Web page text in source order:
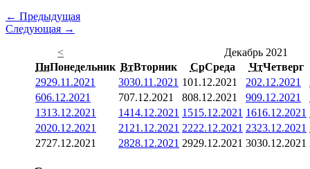
← Предыдущая
Следующая →
<
Декабрь 2021
ПнПонедельник ВтВторник СрСреда ЧтЧетверг
2929.11.2021 3030.11.2021 101.12.2021 202.12.2021
606.12.2021 707.12.2021 808.12.2021 909.12.2021
1313.12.2021 1414.12.2021 1515.12.2021 1616.12.2021
2020.12.2021 21 21.12.2021 2222.12.2021 2323.12.2021
2727.12.2021 2828.12.2021 2929.12.2021 3030.12.2021